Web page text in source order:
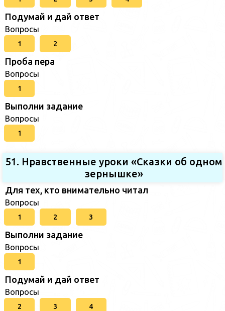
Подумай и дай ответ
Вопросы
1 2
Проба пера
Вопросы
1
Выполни задание
Вопросы
1
51. Нравственные уроки «Сказки об одном
зернышке»
Для тех, кто внимательно читал
Вопросы
1 2 3
Выполни задание
Вопросы
1
Подумай и дай ответ
Вопросы
2 3 4